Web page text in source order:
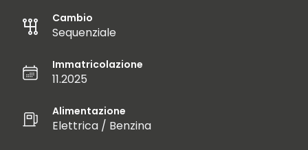
Cambio
Sequenziale
Immatricolazione
11.2025
Alimentazione
Elettrica / Benzina